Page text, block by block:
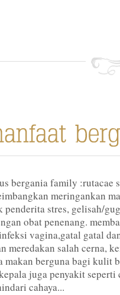
bergania family :rutacae
meringankan
penderita stres, gelisah/
obat penenang.
vagina,gatal gatal
meredakan salah cerna,
makan berguna bagi kulit
juga penyakit seperti
cahaya...